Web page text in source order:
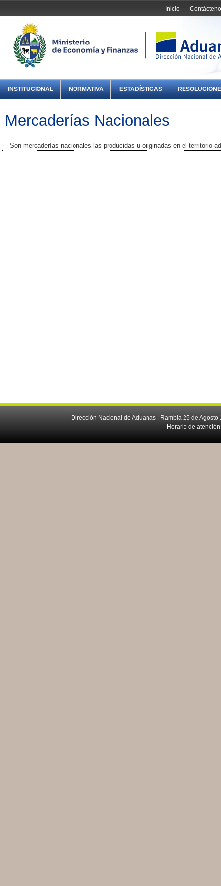
Inicio
INSTITUCIONAL NORMATIVA ESTADÍSTICAS
Mercaderías Nacionales
Son mercaderías nacionales las producidas u originadas en el territorio
Dirección Nacional de Aduanas | Rambla 25 de
Horario de